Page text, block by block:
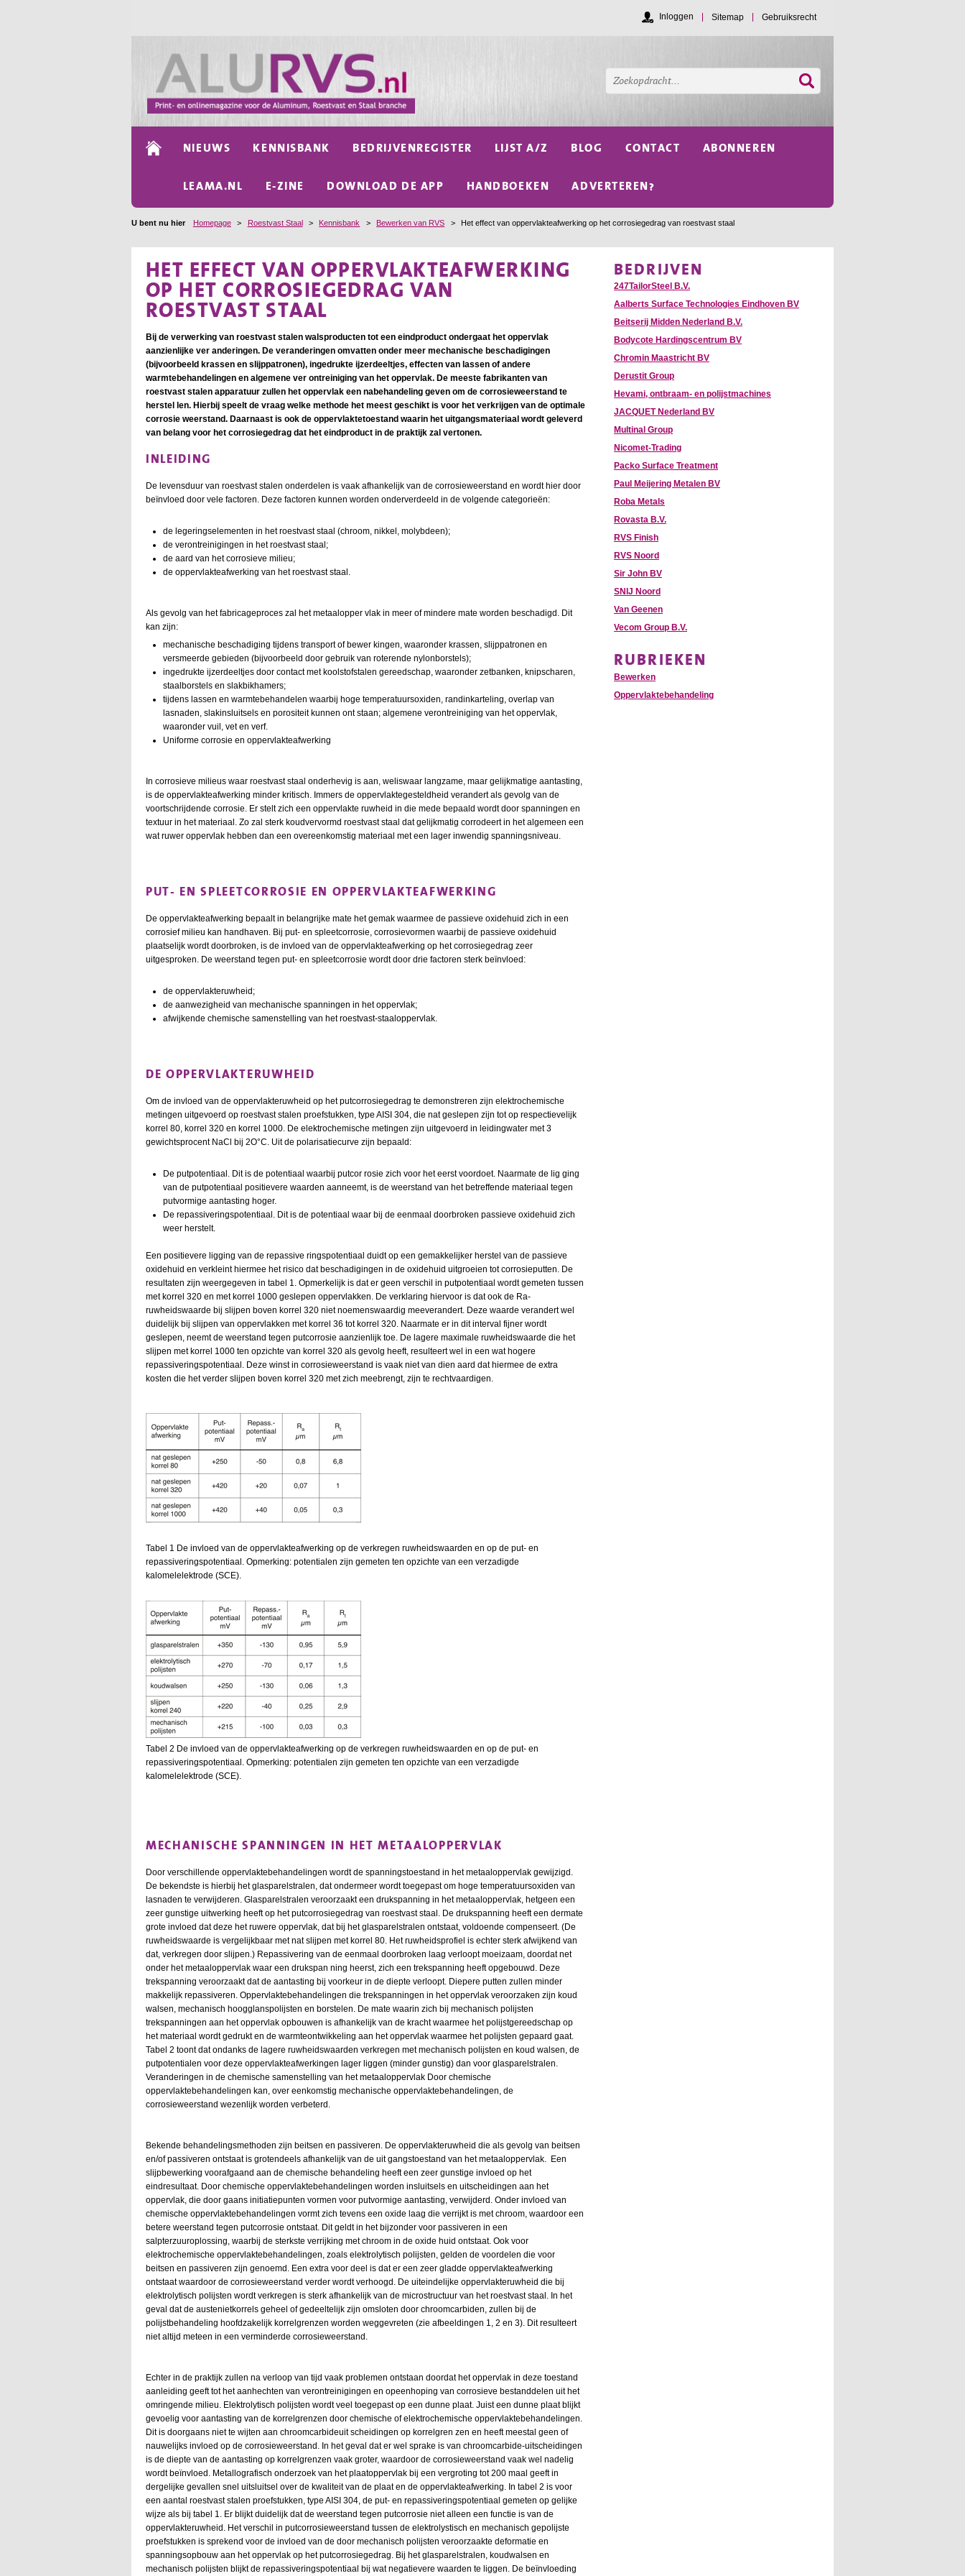
Sitemap Gebruiksrecht
Inloggen
NIEUWS KENNISBANK BEDRIJVENREGISTER LIJST A/Z BLOG CONTACT ABONNEREN
LEAMA.NL E-ZINE DOWNLOAD DE APP HANDBOEKEN ADVERTEREN?
U bent nu hier Homepage > Roestvast Staal > Kennisbank > Bewerken van RVS > Het effect van oppervlakteafwerking op het corrosiegedrag van roestvast staal
HET EFFECT VAN OPPERVLAKTEAFWERKING
OP HET CORROSIEGEDRAG VAN
ROESTVAST STAAL
Bij de verwerking van roestvast stalen walsproducten tot een eindproduct ondergaat het oppervlak
aanzienlijke ver anderingen. De veranderingen omvatten onder meer mechanische beschadigingen
(bijvoorbeeld krassen en slijppatronen), ingedrukte ijzerdeeltjes, effecten van lassen of andere
warmtebehandelingen en algemene ver ontreiniging van het oppervlak. De meeste fabrikanten van
roestvast stalen apparatuur zullen het oppervlak een nabehandeling geven om de corrosieweerstand te
herstel len. Hierbij speelt de vraag welke methode het meest geschikt is voor het verkrijgen van de optimale
corrosie weerstand. Daarnaast is ook de oppervlaktetoestand waarin het uitgangsmateriaal wordt geleverd
van belang voor het corrosiegedrag dat het eindproduct in de praktijk zal vertonen.
INLEIDING
De levensduur van roestvast stalen onderdelen is vaak afhankelijk van de corrosieweerstand en wordt hier door
beïnvloed door vele factoren. Deze factoren kunnen worden onderverdeeld in de volgende categorieën:
de legeringselementen in het roestvast staal (chroom, nikkel, molybdeen);
de verontreinigingen in het roestvast staal;
de aard van het corrosieve milieu;
de oppervlakteafwerking van het roestvast staal.
Als gevolg van het fabricageproces zal het metaalopper vlak in meer of mindere mate worden beschadigd. Dit
kan zijn:
mechanische beschadiging tijdens transport of bewer kingen, waaronder krassen, slijppatronen en
versmeerde gebieden (bijvoorbeeld door gebruik van roterende nylonborstels);
ingedrukte ijzerdeeltjes door contact met koolstofstalen gereedschap, waaronder zetbanken, knipscharen,
staalborstels en slakbikhamers;
tijdens lassen en warmtebehandelen waarbij hoge temperatuursoxiden, randinkarteling, overlap van
lasnaden, slakinsluitsels en porositeit kunnen ont staan; algemene verontreiniging van het oppervlak,
waaronder vuil, vet en verf.
Uniforme corrosie en oppervlakteafwerking
In corrosieve milieus waar roestvast staal onderhevig is aan, weliswaar langzame, maar gelijkmatige aantasting,
is de oppervlakteafwerking minder kritisch. Immers de oppervlaktegesteldheid verandert als gevolg van de
voortschrijdende corrosie. Er stelt zich een oppervlakte ruwheid in die mede bepaald wordt door spanningen en
textuur in het materiaal. Zo zal sterk koudvervormd roestvast staal dat gelijkmatig corrodeert in het algemeen een
wat ruwer oppervlak hebben dan een overeenkomstig materiaal met een lager inwendig spanningsniveau.
PUT- EN SPLEETCORROSIE EN OPPERVLAKTEAFWERKING
De oppervlakteafwerking bepaalt in belangrijke mate het gemak waarmee de passieve oxidehuid zich in een
corrosief milieu kan handhaven. Bij put- en spleetcorrosie, corrosievormen waarbij de passieve oxidehuid
plaatselijk wordt doorbroken, is de invloed van de oppervlakteafwerking op het corrosiegedrag zeer
uitgesproken. De weerstand tegen put- en spleetcorrosie wordt door drie factoren sterk beïnvloed:
de oppervlakteruwheid;
de aanwezigheid van mechanische spanningen in het oppervlak;
afwijkende chemische samenstelling van het roestvast-staaloppervlak.
DE OPPERVLAKTERUWHEID
Om de invloed van de oppervlakteruwheid op het putcorrosiegedrag te demonstreren zijn elektrochemische
metingen uitgevoerd op roestvast stalen proefstukken, type AISI 304, die nat geslepen zijn tot op respectievelijk
korrel 80, korrel 320 en korrel 1000. De elektrochemische metingen zijn uitgevoerd in leidingwater met 3
gewichtsprocent NaCl bij 2O°C. Uit de polarisatiecurve zijn bepaald:
De putpotentiaal. Dit is de potentiaal waarbij putcor rosie zich voor het eerst voordoet. Naarmate de lig ging
van de putpotentiaal positievere waarden aanneemt, is de weerstand van het betreffende materiaal tegen
putvormige aantasting hoger.
De repassiveringspotentiaal. Dit is de potentiaal waar bij de eenmaal doorbroken passieve oxidehuid zich
weer herstelt.
Een positievere ligging van de repassive ringspotentiaal duidt op een gemakkelijker herstel van de passieve
oxidehuid en verkleint hiermee het risico dat beschadigingen in de oxidehuid uitgroeien tot corrosieputten. De
resultaten zijn weergegeven in tabel 1. Opmerkelijk is dat er geen verschil in putpotentiaal wordt gemeten tussen
met korrel 320 en met korrel 1000 geslepen oppervlakken. De verklaring hiervoor is dat ook de Ra-
ruwheidswaarde bij slijpen boven korrel 320 niet noemenswaardig meeverandert. Deze waarde verandert wel
duidelijk bij slijpen van oppervlakken met korrel 36 tot korrel 320. Naarmate er in dit interval fijner wordt
geslepen, neemt de weerstand tegen putcorrosie aanzienlijk toe. De lagere maximale ruwheidswaarde die het
slijpen met korrel 1000 ten opzichte van korrel 320 als gevolg heeft, resulteert wel in een wat hogere
repassiveringspotentiaal. Deze winst in corrosieweerstand is vaak niet van dien aard dat hiermee de extra
kosten die het verder slijpen boven korrel 320 met zich meebrengt, zijn te rechtvaardigen.
Tabel 1 De invloed van de oppervlakteafwerking op de verkregen ruwheidswaarden en op de put- en
repassiveringspotentiaal. Opmerking: potentialen zijn gemeten ten opzichte van een verzadigde
kalomelelektrode (SCE).
Tabel 2 De invloed van de oppervlakteafwerking op de verkregen ruwheidswaarden en op de put- en
repassiveringspotentiaal. Opmerking: potentialen zijn gemeten ten opzichte van een verzadigde
kalomelelektrode (SCE).
MECHANISCHE SPANNINGEN IN HET METAALOPPERVLAK
Door verschillende oppervlaktebehandelingen wordt de spanningstoestand in het metaaloppervlak gewijzigd.
De bekendste is hierbij het glasparelstralen, dat ondermeer wordt toegepast om hoge temperatuursoxiden van
lasnaden te verwijderen. Glasparelstralen veroorzaakt een drukspanning in het metaaloppervlak, hetgeen een
zeer gunstige uitwerking heeft op het putcorrosiegedrag van roestvast staal. De drukspanning heeft een dermate
grote invloed dat deze het ruwere oppervlak, dat bij het glasparelstralen ontstaat, voldoende compenseert. (De
ruwheidswaarde is vergelijkbaar met nat slijpen met korrel 80. Het ruwheidsprofiel is echter sterk afwijkend van
dat, verkregen door slijpen.) Repassivering van de eenmaal doorbroken laag verloopt moeizaam, doordat net
onder het metaaloppervlak waar een drukspan ning heerst, zich een trekspanning heeft opgebouwd. Deze
trekspanning veroorzaakt dat de aantasting bij voorkeur in de diepte verloopt. Diepere putten zullen minder
makkelijk repassiveren. Oppervlaktebehandelingen die trekspanningen in het oppervlak veroorzaken zijn koud
walsen, mechanisch hoogglanspolijsten en borstelen. De mate waarin zich bij mechanisch polijsten
trekspanningen aan het oppervlak opbouwen is afhankelijk van de kracht waarmee het polijstgereedschap op
het materiaal wordt gedrukt en de warmteontwikkeling aan het oppervlak waarmee het polijsten gepaard gaat.
Tabel 2 toont dat ondanks de lagere ruwheidswaarden verkregen met mechanisch polijsten en koud walsen, de
putpotentialen voor deze oppervlakteafwerkingen lager liggen (minder gunstig) dan voor glasparelstralen.
Veranderingen in de chemische samenstelling van het metaaloppervlak Door chemische
oppervlaktebehandelingen kan, over eenkomstig mechanische oppervlaktebehandelingen, de
corrosieweerstand wezenlijk worden verbeterd.
Bekende behandelingsmethoden zijn beitsen en passiveren. De oppervlakteruwheid die als gevolg van beitsen
en/of passiveren ontstaat is grotendeels afhankelijk van de uit gangstoestand van het metaaloppervlak. Een
slijpbewerking voorafgaand aan de chemische behandeling heeft een zeer gunstige invloed op het
eindresultaat. Door chemische oppervlaktebehandelingen worden insluitsels en uitscheidingen aan het
oppervlak, die door gaans initiatiepunten vormen voor putvormige aantasting, verwijderd. Onder invloed van
chemische oppervlaktebehandelingen vormt zich tevens een oxide laag die verrijkt is met chroom, waardoor een
betere weerstand tegen putcorrosie ontstaat. Dit geldt in het bijzonder voor passiveren in een
salpterzuuroplossing, waarbij de sterkste verrijking met chroom in de oxide huid ontstaat. Ook voor
elektrochemische oppervlaktebehandelingen, zoals elektrolytisch polijsten, gelden de voordelen die voor
beitsen en passiveren zijn genoemd. Een extra voor deel is dat er een zeer gladde oppervlakteafwerking
ontstaat waardoor de corrosieweerstand verder wordt verhoogd. De uiteindelijke oppervlakteruwheid die bij
elektrolytisch polijsten wordt verkregen is sterk afhankelijk van de microstructuur van het roestvast staal. In het
geval dat de austenietkorrels geheel of gedeeltelijk zijn omsloten door chroomcarbiden, zullen bij de
polijstbehandeling hoofdzakelijk korrelgrenzen worden weggevreten (zie afbeeldingen 1, 2 en 3). Dit resulteert
niet altijd meteen in een verminderde corrosieweerstand.
Echter in de praktijk zullen na verloop van tijd vaak problemen ontstaan doordat het oppervlak in deze toestand
aanleiding geeft tot het aanhechten van verontreinigingen en opeenhoping van corrosieve bestanddelen uit het
omringende milieu. Elektrolytisch polijsten wordt veel toegepast op een dunne plaat. Juist een dunne plaat blijkt
gevoelig voor aantasting van de korrelgrenzen door chemische of elektrochemische oppervlaktebehandelingen.
Dit is doorgaans niet te wijten aan chroomcarbideuit scheidingen op korrelgren zen en heeft meestal geen of
nauwelijks invloed op de corrosieweerstand. In het geval dat er wel sprake is van chroomcarbide-uitscheidingen
is de diepte van de aantasting op korrelgrenzen vaak groter, waardoor de corrosieweerstand vaak wel nadelig
wordt beïnvloed. Metallografisch onderzoek van het plaatoppervlak bij een vergroting tot 200 maal geeft in
dergelijke gevallen snel uitsluitsel over de kwaliteit van de plaat en de oppervlakteafwerking. In tabel 2 is voor
een aantal roestvast stalen proefstukken, type AISI 304, de put- en repassiveringspotentiaal gemeten op gelijke
wijze als bij tabel 1. Er blijkt duidelijk dat de weerstand tegen putcorrosie niet alleen een functie is van de
oppervlakteruwheid. Het verschil in putcorrosieweerstand tussen de elektrolystisch en mechanisch gepolijste
proefstukken is sprekend voor de invloed van de door mechanisch polijsten veroorzaakte deformatie en
spanningsopbouw aan het oppervlak op het putcorrosiegedrag. Bij het glasparelstralen, koudwalsen en
mechanisch polijsten blijkt de repassiveringspotentiaal bij wat negatievere waarden te liggen. De beïnvloeding
BEDRIJVEN
247TailorSteel B.V.
Aalberts Surface Technologies Eindhoven BV
Beitserij Midden Nederland B.V.
Bodycote Hardingscentrum BV
Chromin Maastricht BV
Derustit Group
Hevami, ontbraam- en polijstmachines
JACQUET Nederland BV
Multinal Group
Nicomet-Trading
Packo Surface Treatment
Paul Meijering Metalen BV
Roba Metals
Rovasta B.V.
RVS Finish
RVS Noord
Sir John BV
SNIJ Noord
Van Geenen
Vecom Group B.V.
RUBRIEKEN
Bewerken
Oppervlaktebehandeling